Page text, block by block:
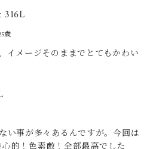
316L
歳
イメージそのままでとてもかわい
い事が多々あるんですが。今回は
的！色素敵！全部最高でした